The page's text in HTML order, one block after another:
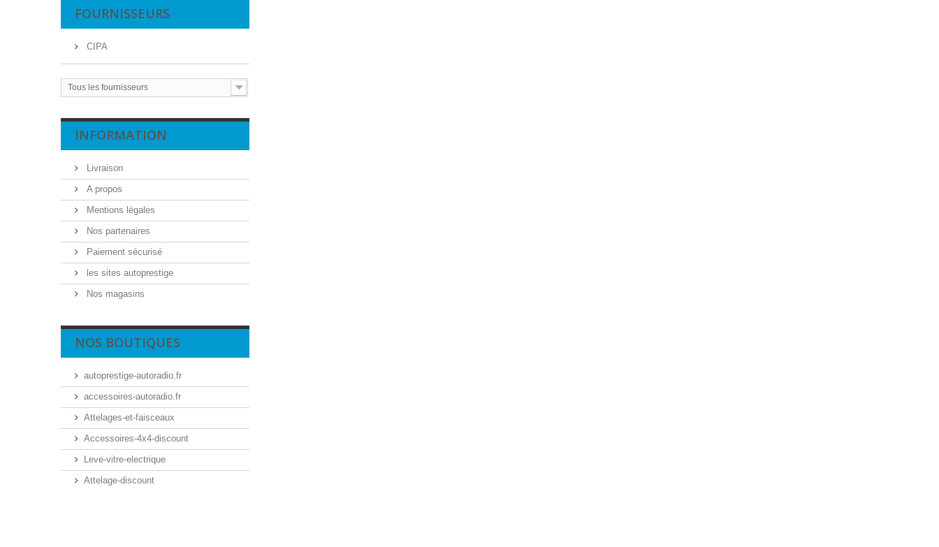
FOURNISSEURS
CIPA
Tous les fournisseurs
INFORMATION
Livraison
A propos
Mentions légales
Nos partenaires
Paiement sécurisé
les sites autoprestige
Nos magasins
NOS BOUTIQUES
autoprestige-autoradio.fr
accessoires-autoradio.fr
Attelages-et-faisceaux
Accessoires-4x4-discount
Leve-vitre-electrique
Attelage-discount